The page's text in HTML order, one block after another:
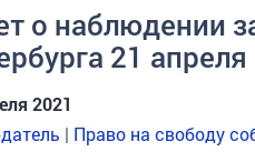
о наблюдении
21
2021
| Право на свободу